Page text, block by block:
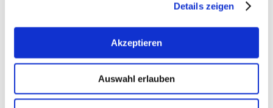
Details zeigen
Akzeptieren
Auswahl erlauben
Maxime Rheinhessen Open